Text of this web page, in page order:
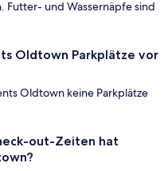
Futter- und Wassernäpfe sind
Oldtown Parkplätze vor
Oldtown keine Parkplätze
out-Zeiten hat